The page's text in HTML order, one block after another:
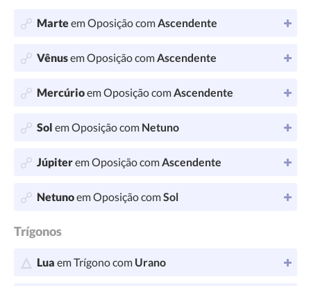
Marteem Oposição comAscendente
Vênusem Oposição comAscendente
Mercúrioem Oposição comAscendente
Sol em Oposição com Netuno
Júpiterem Oposição comAscendente
Netunoem Oposição comSol
Trígonos
Lua em Trígono com Urano